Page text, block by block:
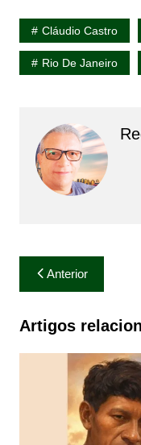
Cláudio Castro
Rio De Janeiro
Navegação
de
Post
Anterior
Artigos